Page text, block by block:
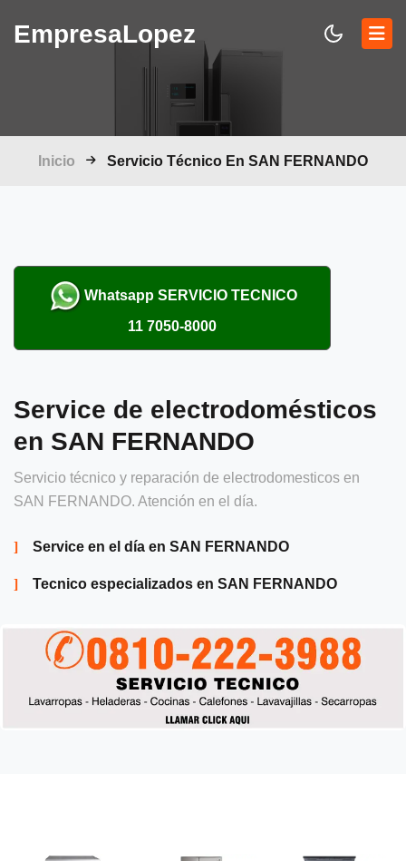
EmpresaLopez
Inicio Servicio Técnico En SAN FERNANDO
Whatsapp SERVICIO TECNICO
11 7050-8000
Service de electrodomésticos
en SAN FERNANDO
Servicio técnico y reparación de electrodomesticos en
SAN FERNANDO. Atención en el día.
Service en el día en SAN FERNANDO
Tecnico especializados en SAN FERNANDO